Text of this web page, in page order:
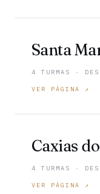
Santa
4 TURMAS ·
VER PÁGINA ↗
Caxias
4 TURMAS ·
VER PÁGINA ↗